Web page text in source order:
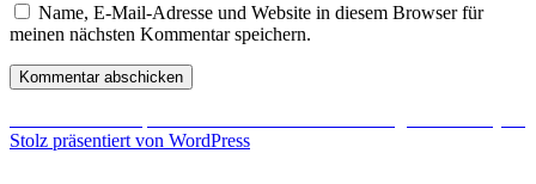
Name, E-Mail-Adresse und Website in diesem Browser für
meinen nächsten Kommentar speichern.
Beitragsnavigation
Stolz präsentiert von WordPress